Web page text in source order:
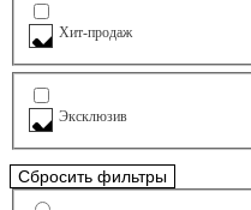
Хит-продаж
Эксклюзив
Сбросить фильтры